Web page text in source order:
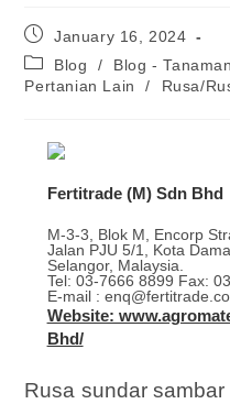
January 16, 2024
Blog
/ Blog -
Pertanian Lain
/ Rusa/
Fertitrade (M) Sdn Bhd
M-3-3, Blok M, Encorp
Jalan PJU 5/1, Kota
Selangor, Malaysia.
Tel: 03-7666 8899 Fax:
E-mail :
Website:
Bhd/
Rusa sundar